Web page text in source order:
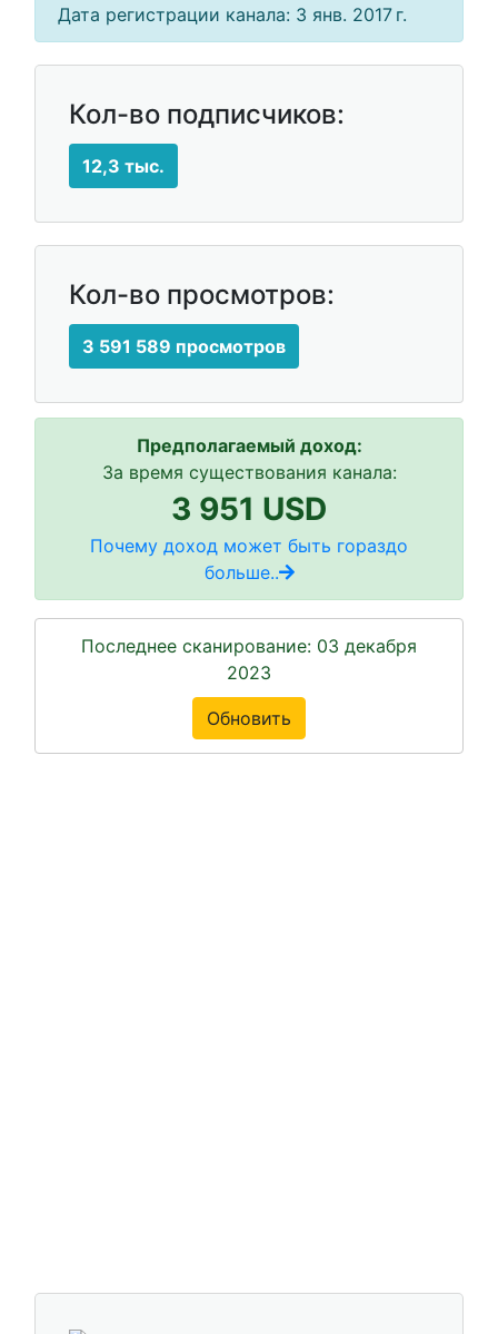
Дата регистрации канала: 3 янв. 2017 г.
Кол-во подписчиков:
12,3 тыс.
Кол-во просмотров:
3 591 589 просмотров
Предполагаемый доход:
За время существования канала:
3 951 USD
Почему доход может быть гораздо
больше..
Последнее сканирование: 03 декабря
2023
Обновить